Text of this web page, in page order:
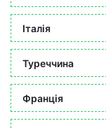
Італія
Туреччина
Франція